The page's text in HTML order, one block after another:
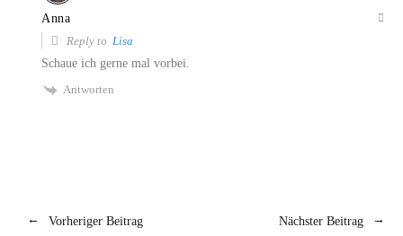
Anna
Reply to Lisa
Schaue ich gerne mal vorbei.
Antworten
Vorheriger Beitrag
Nächster Beitrag